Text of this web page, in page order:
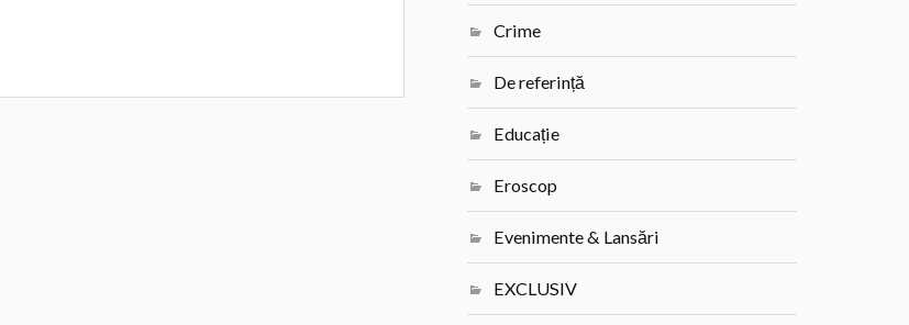
Crime
De referință
Educație
Eroscop
Evenimente & Lansări
EXCLUSIV